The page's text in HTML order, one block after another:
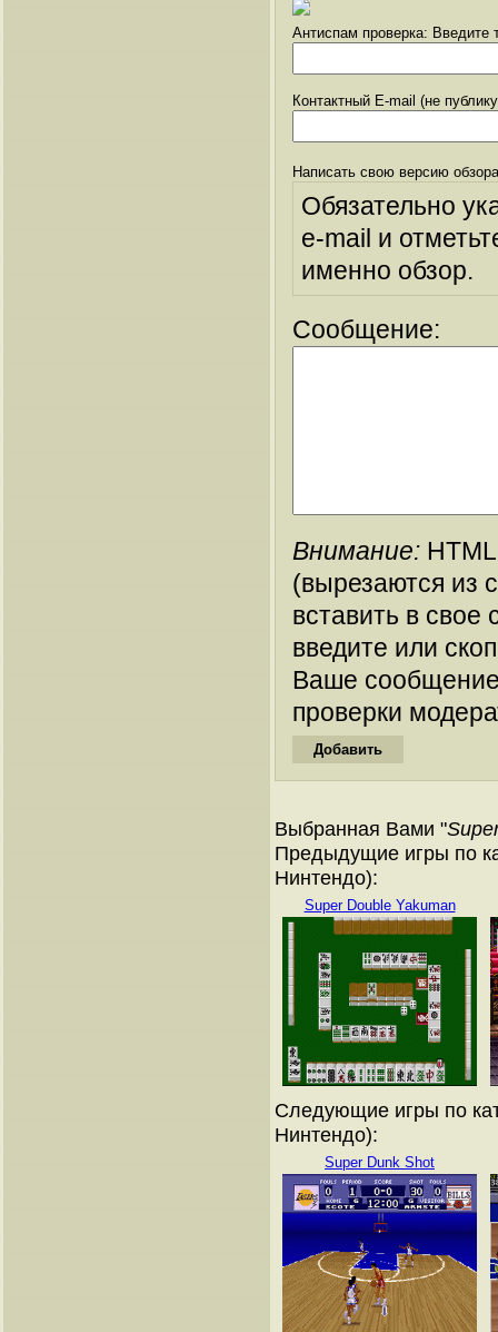
Антиспам проверка: Введите
Контактный E-mail (не
Написать свою версию
Обязательно
e-mail и
именно обзор.
Сообщение:
Внимание:
(вырезаются из
вставить в
введите или
Ваше
проверки
Выбранная Вами "
Предыдущие игры по
Нинтендо):
Super Double Yakuman
Следующие игры по
Нинтендо):
Super Dunk Shot